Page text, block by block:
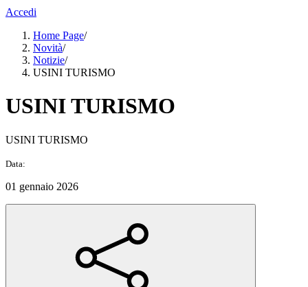
Accedi
Home Page/
Novità/
Notizie/
USINI TURISMO
USINI TURISMO
USINI TURISMO
Data:
01 gennaio 2026